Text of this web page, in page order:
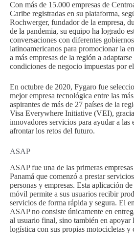
Con más de 15.000 empresas de
Caribe registradas en su plataforma,
Rochwerger, fundador de la empresa,
de la pandemia, su equipo ha logrado
conversaciones con diferentes
latinoamericanos para promocionar la
a más empresas de la región a
condiciones de negocio impuestas por
En octubre de 2020, Fygaro fue
mejor empresa tecnológica entre las
aspirantes de más de 27 países de la
Visa Everywhere Initiative (VEI),
innovadores servicios para ayudar a las
afrontar los retos del futuro.
ASAP
ASAP fue una de las primeras
Panamá que comenzó a prestar
personas y empresas. Esta aplicación
móvil permite a sus usuarios recibir
servicios de forma rápida y segura. El
ASAP no consiste únicamente en
al usuario final, sino también en apoyar
logística con sus propias motocicletas y